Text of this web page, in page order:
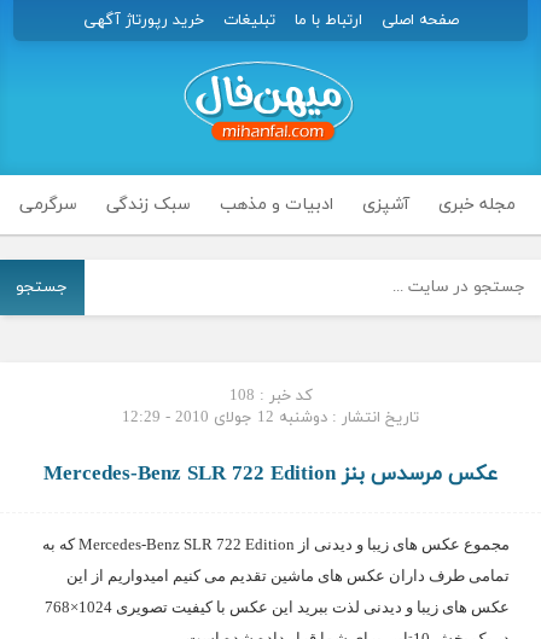
صفحه اصلی ارتباط با ما تبلیغات خرید رپورتاژ آگهی
مجله خبری آشپزی ادبیات و مذهب سبک زندگی سرگرمی
جستجو
کد خبر : 108
تاریخ انتشار : دوشنبه 12 جولای 2010 - 12:29
عکس مرسدس بنز Mercedes-Benz SLR 722 Edition
مجموع عکس های زیبا و دیدنی از Mercedes-Benz SLR 722 Edition که به
تمامی طرف داران عکس های ماشین تقدیم می کنیم امیدواریم از این
عکس های زیبا و دیدنی لذت ببرید این عکس با کیفیت تصویری 1024×768